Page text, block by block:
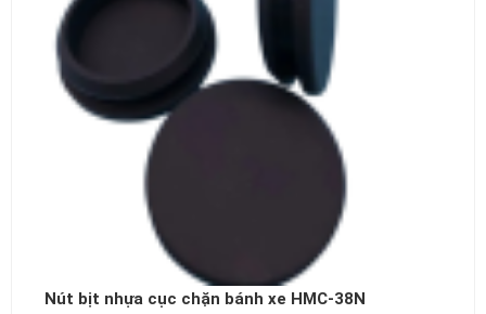
Nút bịt nhựa cục chặn bánh xe HMC-38N